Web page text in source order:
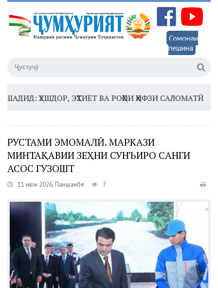
Сомонаи
пешина
ҲУШДОР, ЭҲТИЁТ ВА РОҲҲОИ ҲИФЗИ САЛОМАТӢ
РУСТАМИ ЭМОМАЛӢ. МАРКАЗИ
МИНТАҚАВИИ ЗЕҲНИ СУНЪИРО САНГИ
АСОС ГУЗОШТ
11 июн 2026, Панҷшанбе 7